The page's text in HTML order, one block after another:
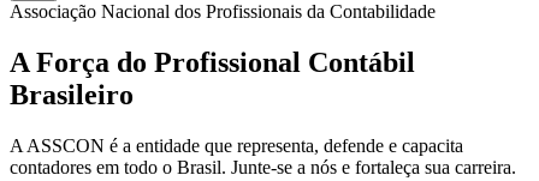
Associação Nacional dos Profissionais da Contabilidade
A Força do Profissional Contábil
Brasileiro
A ASSCON é a entidade que representa, defende e capacita
contadores em todo o Brasil. Junte-se a nós e fortaleça sua carreira.